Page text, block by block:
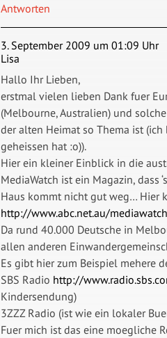
Antworten
3. September 2009 um 01:09 Uhr
Lisa
Hallo Ihr Lieben,
erstmal vielen lieben Dank fuer
(Melbourne, Australien) und
der alten Heimat so Thema ist
geheissen hat :o)).
Hier ein kleiner Einblick in die
MediaWatch ist ein Magazin, dass
Haus kommt nicht gut weg… Hier
http://www.abc.net.au/
Da rund 40.000 Deutsche in
allen anderen
Es gibt hier zum Beispiel mehere
SBS Radio http://
Kindersendung)
3ZZZ Radio (ist wie ein lokaler
Fuer mich ist das eine moegliche